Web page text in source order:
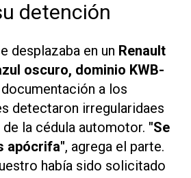
detención
desplazaba en un Renault
oscuro, dominio KWB-
a los
detectaron irregularidaes
la cédula automotor. "Se
apócrifa", agrega el parte.
había sido solicitado